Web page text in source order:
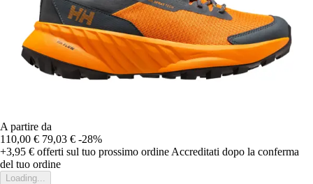
A partire da
110,00 € 79,03 € -28%
+3,95 € offerti sul tuo prossimo ordine Accreditati dopo la conferma
del tuo ordine
Loading...